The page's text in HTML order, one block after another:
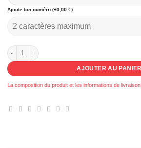
Ajoute ton numéro (+3,00 €)
quantité de 035 - Réversible Morières Basket Club
AJOUTER AU PANIER
La composition du produit et les informations de